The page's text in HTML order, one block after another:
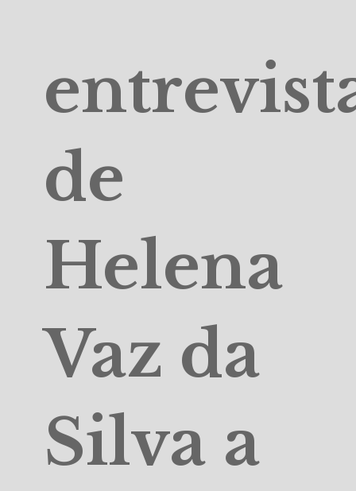
de
Helena
Vaz da
Silva a